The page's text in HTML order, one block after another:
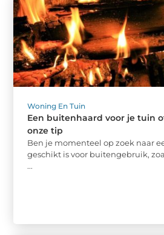
Woning En Tuin
Een buitenhaard voor je tuin
onze tip
Ben je momenteel op zoek naar
geschikt is voor buitengebruik,
...